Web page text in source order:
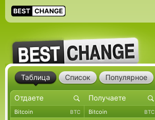
Таблица Список Популярное
Bitcoin BTC Bitcoin BTC